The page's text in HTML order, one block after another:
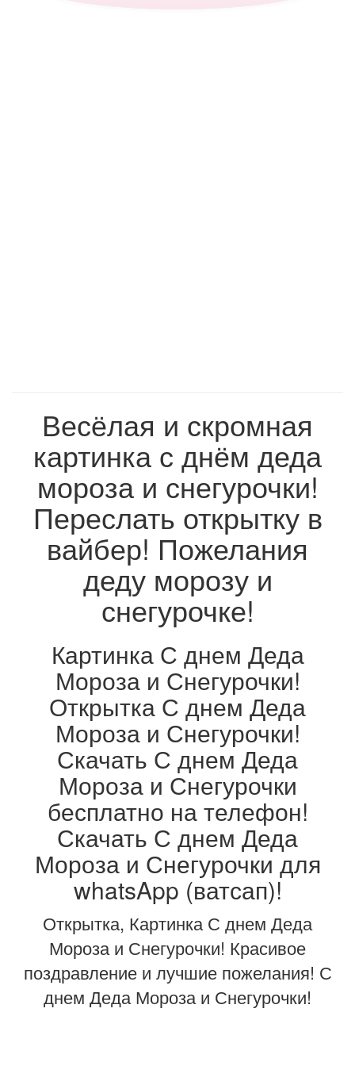
Весёлая и скромная
картинка с днём деда
мороза и снегурочки!
Переслать открытку в
вайбер! Пожелания
деду морозу и
снегурочке!
Картинка С днем Деда
Мороза и Снегурочки!
Открытка С днем Деда
Мороза и Снегурочки!
Скачать С днем Деда
Мороза и Снегурочки
бесплатно на телефон!
Скачать С днем Деда
Мороза и Снегурочки для
whatsApp (ватсап)!
Открытка, Картинка С днем Деда
Мороза и Снегурочки! Красивое
поздравление и лучшие пожелания! С
днем Деда Мороза и Снегурочки!